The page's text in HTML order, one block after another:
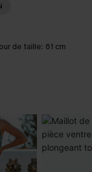
de taille: 61 cm